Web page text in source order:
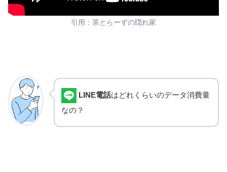
引用：茶とらーずの隠れ家
LINE電話はどれくらいのデータ消費量
なの？